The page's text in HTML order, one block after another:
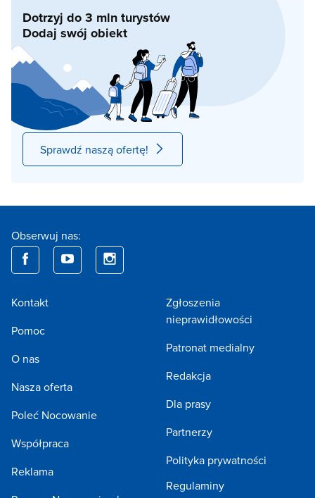
Dotrzyj do 3 mln turystów
Dodaj swój obiekt
Sprawdź naszą ofertę!
Obserwuj nas:
Kontakt
Pomoc
O nas
Nasza oferta
Poleć Nocowanie
Współpraca
Reklama
Zgłoszenia
nieprawidłowości
Patronat medialny
Redakcja
Dla prasy
Partnerzy
Polityka prywatności
Regulaminy